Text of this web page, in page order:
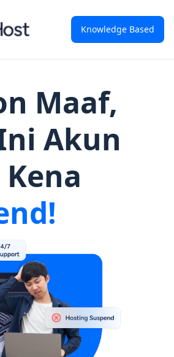
Knowledge Based
Maaf,
Akun